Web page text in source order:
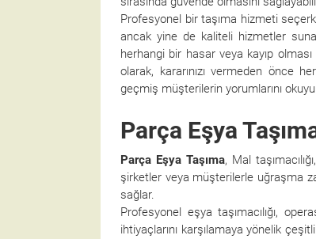
Profesyonel bir taşıma hizmeti
ancak yine de kaliteli hizmetler
herhangi bir hasar veya kayıp
olarak, kararınızı vermeden önce
geçmiş müşterilerin yorumlarını
Parça Eşya
Parça Eşya Taşıma, Mal
şirketler veya müşterilerle uğraşma
sağlar.
Profesyonel eşya taşımacılığı,
ihtiyaçlarını karşılamaya yönelik